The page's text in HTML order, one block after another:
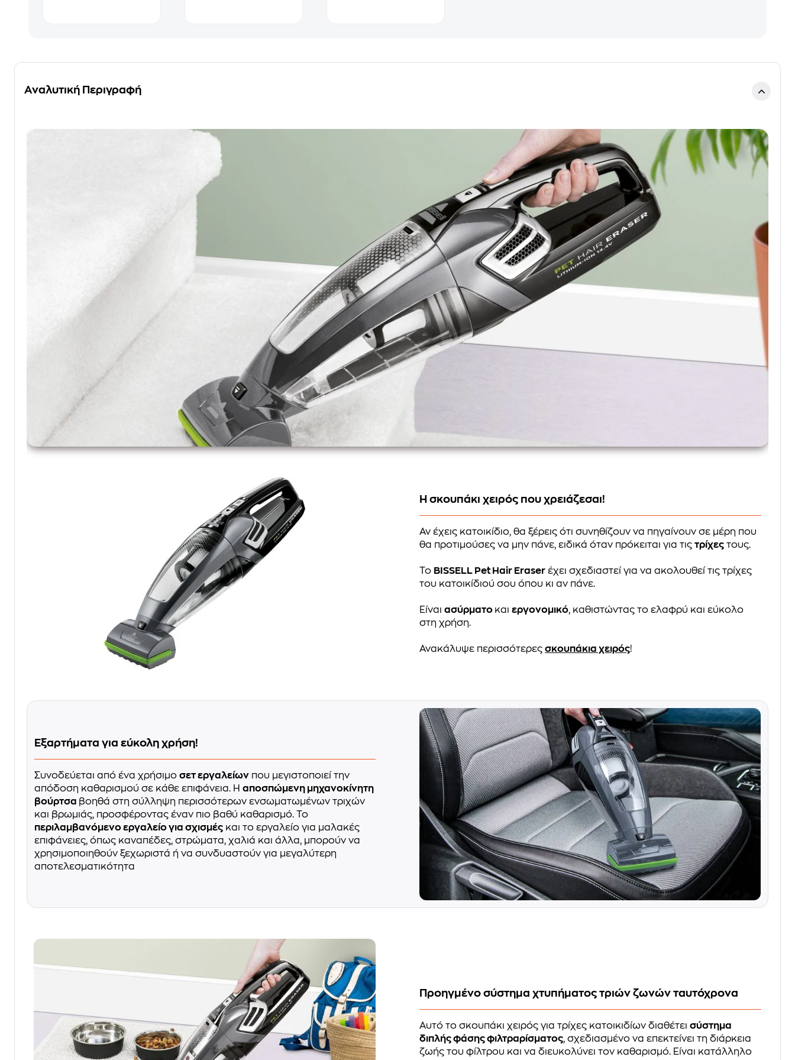
Αναλυτική Περιγραφή
Η σκουπάκι χειρός που χρειάζεσαι!
Αν έχεις κατοικίδιο, θα ξέρεις ότι συνηθίζουν να πηγαίνουν σε μέρη που
θα προτιμούσες να μην πάνε, ειδικά όταν πρόκειται για τιςτρίχες τους.
To BISSELL Pet Hair Eraser έχει σχεδιαστεί για να ακολουθεί τις τρίχες
του κατοικίδιού σου όπου κι αν πάνε.
Είναιασύρματο καιεργονομικό, καθιστώντας τo ελαφρύ και εύκολο
στη χρήση.
Ανακάλυψε περισσότερεςσκουπάκια χειρός!
Εξαρτήματα για εύκολη χρήση!
Συνοδεύεται από ένα χρήσιμο σετ εργαλείων που μεγιστοποιεί την
απόδοση καθαρισμού σε κάθε επιφάνεια. Η αποσπώμενη μηχανοκίνητη
βούρτσα βοηθά στη σύλληψη περισσότερων ενσωματωμένων τριχών
και βρωμιάς, προσφέροντας έναν πιο βαθύ καθαρισμό. Το
περιλαμβανόμενο εργαλείο για σχισμές και το εργαλείο για μαλακές
επιφάνειες, όπως καναπέδες, στρώματα, χαλιά και άλλα, μπορούν να
χρησιμοποιηθούν ξεχωριστά ή να συνδυαστούν για μεγαλύτερη
αποτελεσματικότητα
Προηγμένο σύστημα χτυπήματος τριών ζωνών ταυτόχρονα
Αυτό το σκουπάκι χειρός για τρίχες κατοικιδίων διαθέτεισύστημα
διπλής φάσης φιλτραρίσματος, σχεδιασμένο να επεκτείνει τη διάρκεια
ζωής του φίλτρου και να διευκολύνει τον καθαρισμό. Είναι κατάλληλο